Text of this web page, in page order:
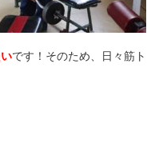
です！そのため、日々筋ト